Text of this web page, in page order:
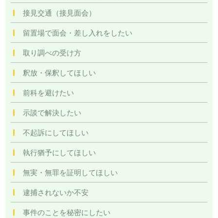
接見交通（接見面会）
留置場で面会・差し入れをしたい
取り調べの受け方
釈放・保釈してほしい
前科を避けたい
示談で解決したい
不起訴にしてほしい
執行猶予にしてほしい
無実・無罪を証明してほしい
逮捕されないか不安
事件のことを秘密にしたい